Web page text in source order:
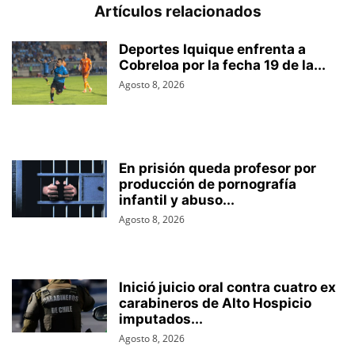
Artículos relacionados
Deportes Iquique enfrenta a
Cobreloa por la fecha 19 de la...
Agosto 8, 2026
En prisión queda profesor por
producción de pornografía
infantil y abuso...
Agosto 8, 2026
Inició juicio oral contra cuatro ex
carabineros de Alto Hospicio
imputados...
Agosto 8, 2026